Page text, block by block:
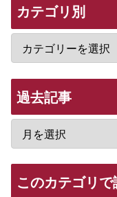
カテゴリ別
過去記事
このカテゴリ